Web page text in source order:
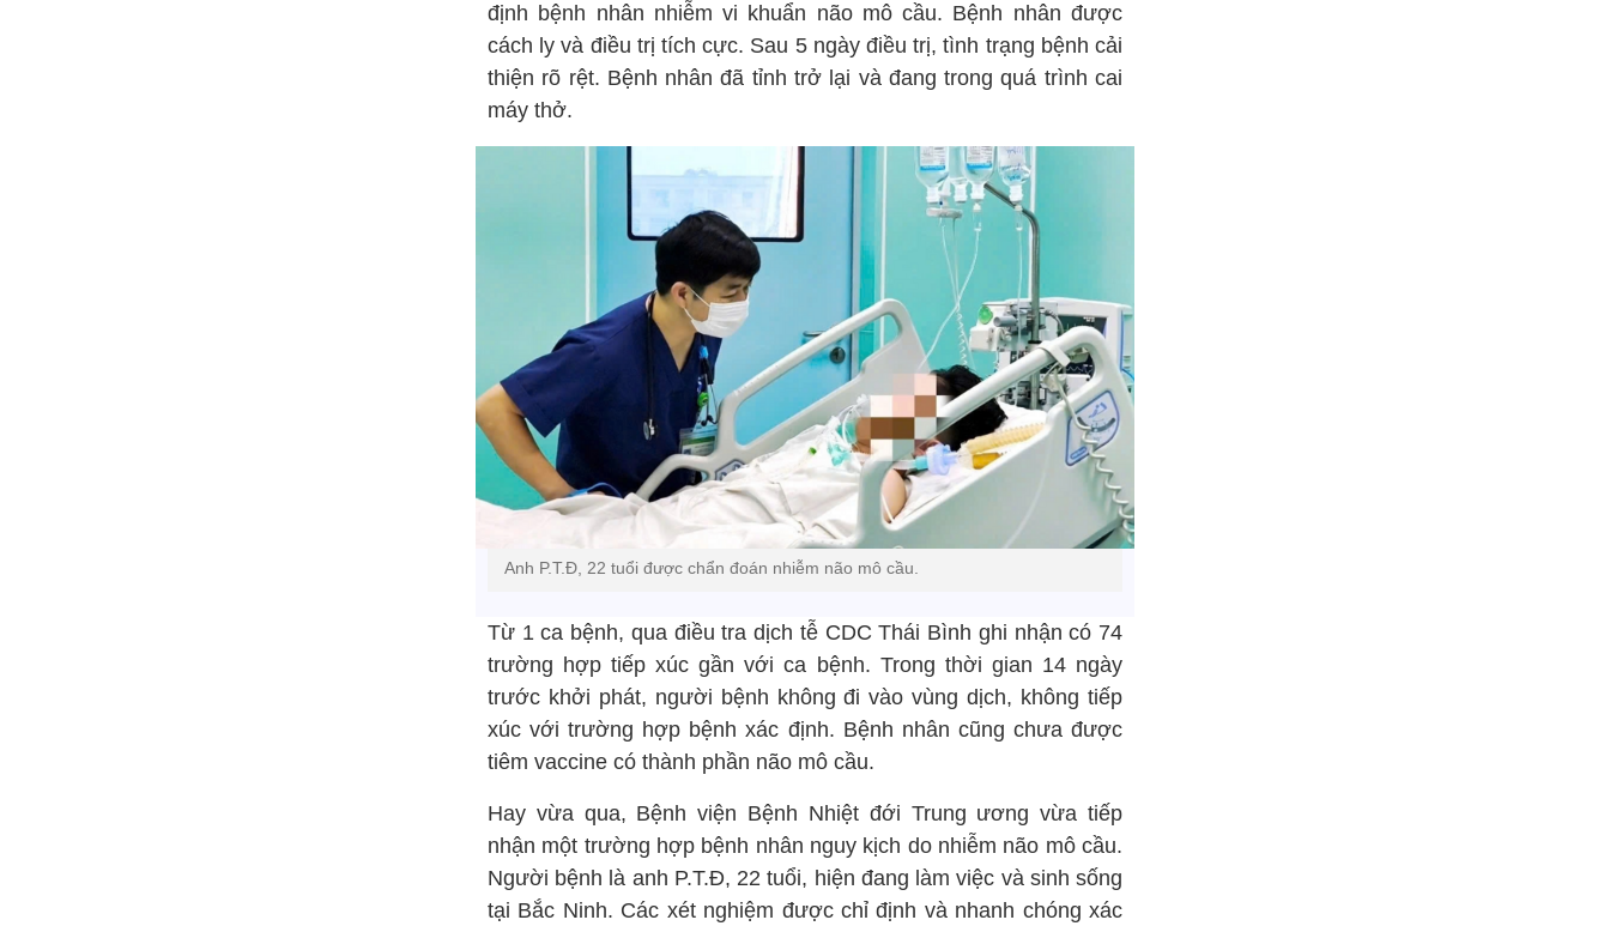
định bệnh nhân nhiễm vi khuẩn não mô cầu. Bệnh nhân được
cách ly và điều trị tích cực. Sau 5 ngày điều trị, tình trạng bệnh cải
thiện rõ rệt. Bệnh nhân đã tỉnh trở lại và đang trong quá trình cai
máy thở.
Anh P.T.Đ, 22 tuổi được chẩn đoán nhiễm não mô cầu.
Từ 1 ca bệnh, qua điều tra dịch tễ CDC Thái Bình ghi nhận có 74
trường hợp tiếp xúc gần với ca bệnh. Trong thời gian 14 ngày
trước khởi phát, người bệnh không đi vào vùng dịch, không tiếp
xúc với trường hợp bệnh xác định. Bệnh nhân cũng chưa được
tiêm vaccine có thành phần não mô cầu.
Hay vừa qua, Bệnh viện Bệnh Nhiệt đới Trung ương vừa tiếp
nhận một trường hợp bệnh nhân nguy kịch do nhiễm não mô cầu.
Người bệnh là anh P.T.Đ, 22 tuổi, hiện đang làm việc và sinh sống
tại Bắc Ninh. Các xét nghiệm được chỉ định và nhanh chóng xác